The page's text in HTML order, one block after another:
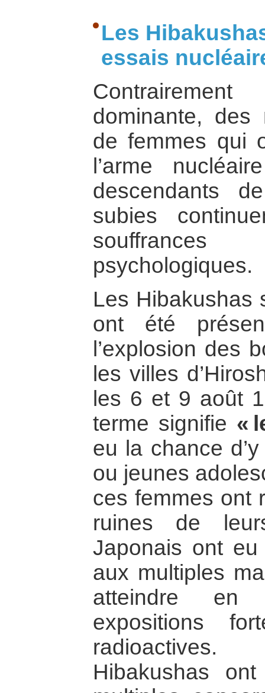
Les
essais
dominante, des
de femmes qui
l’arme
descendants
subies
psychologiques.
Les Hibakushas
ont été
l’explosion des
les villes
les 6 et 9 août
terme signifie «
eu la chance
ou jeunes
ces femmes ont
ruines de
Japonais ont
aux multiples
atteindre
expositions
radioactives.
Hibakushas